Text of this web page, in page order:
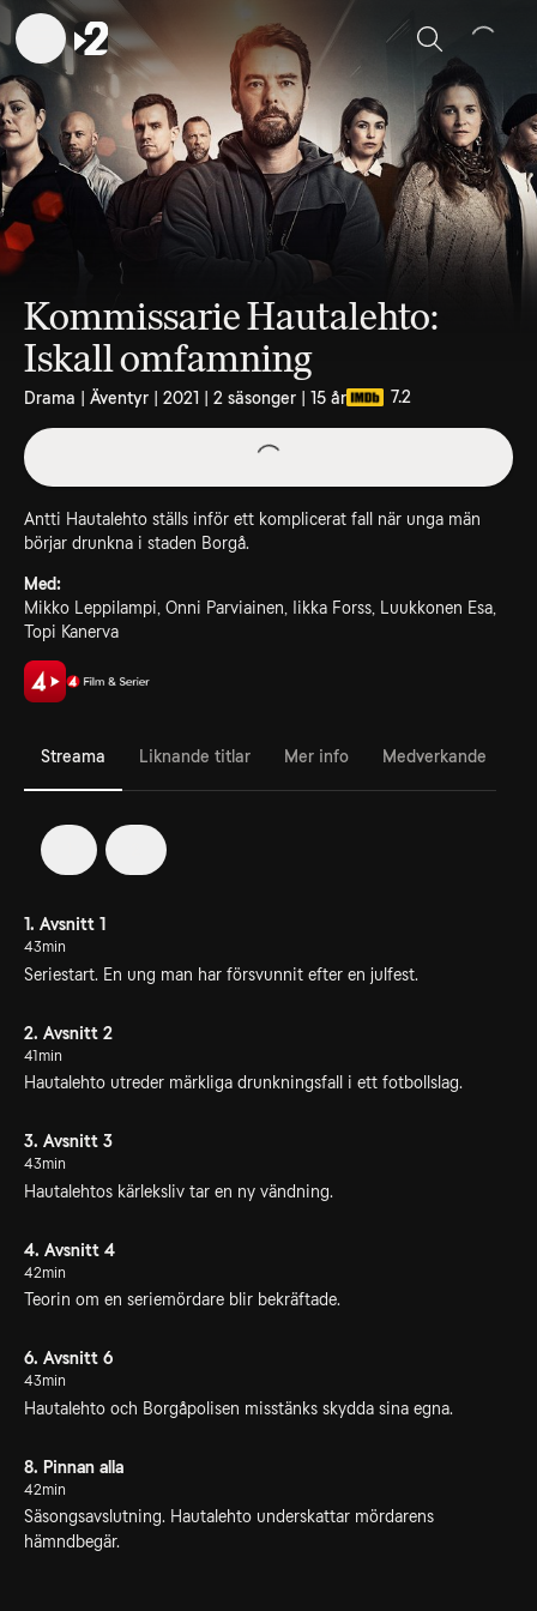
Sök
Kommissarie Hautalehto:
Iskall omfamning
Drama | Äventyr | 2021 | 2 säsonger | 15 år 7.2
Antti Hautalehto ställs inför ett komplicerat fall när unga män
börjar drunkna i staden Borgå.
Med:
Mikko Leppilampi, Onni Parviainen, Iikka Forss, Luukkonen Esa,
Topi Kanerva
Streama Liknande titlar Mer info Medverkande
1. Avsnitt 1
43min
Seriestart. En ung man har försvunnit efter en julfest.
2. Avsnitt 2
41min
Hautalehto utreder märkliga drunkningsfall i ett fotbollslag.
3. Avsnitt 3
43min
Hautalehtos kärleksliv tar en ny vändning.
4. Avsnitt 4
42min
Teorin om en seriemördare blir bekräftade.
6. Avsnitt 6
43min
Hautalehto och Borgåpolisen misstänks skydda sina egna.
8. Pinnan alla
42min
Säsongsavslutning. Hautalehto underskattar mördarens
hämndbegär.